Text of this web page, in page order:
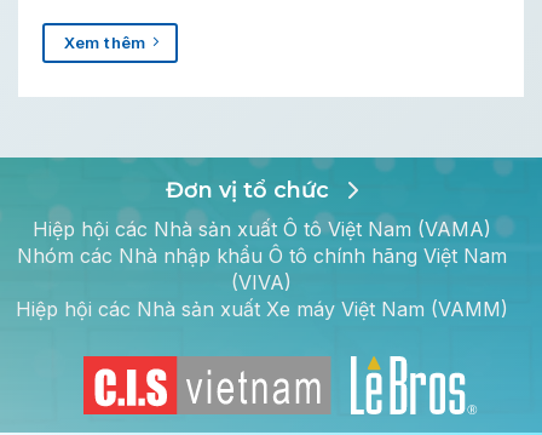
Xem thêm
Đơn vị tổ chức
Hiệp hội các Nhà sản xuất Ô tô Việt Nam (VAMA)
Nhóm các Nhà nhập khẩu Ô tô chính hãng Việt Nam
(VIVA)
Hiệp hội các Nhà sản xuất Xe máy Việt Nam (VAMM)